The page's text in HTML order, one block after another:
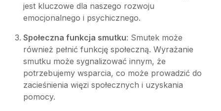
jest kluczowe dla naszego rozwoju
emocjonalnego i psychicznego.
Społeczna funkcja smutku: Smutek może
również pełnić funkcję społeczną. Wyrażanie
smutku może sygnalizować innym, że
potrzebujemy wsparcia, co może prowadzić do
zacieśnienia więzi społecznych i uzyskania
pomocy.